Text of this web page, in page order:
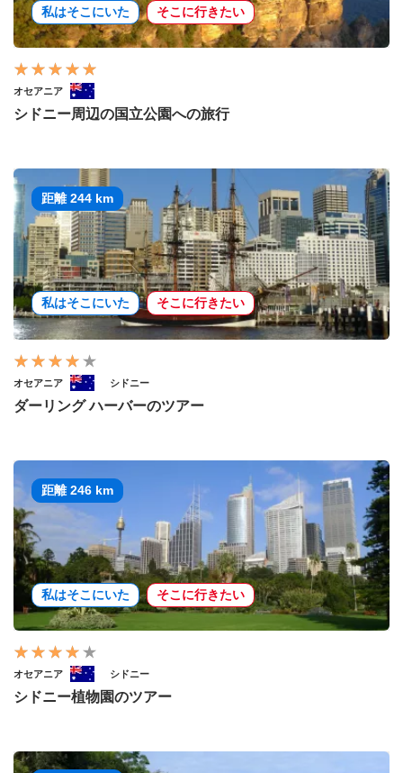
私はそこにいた そこに行きたい
オセアニア
シドニー周辺の国立公園への旅行
距離 244 km
私はそこにいた そこに行きたい
オセアニア シドニー
ダーリング ハーバーのツアー
距離 246 km
私はそこにいた そこに行きたい
オセアニア シドニー
シドニー植物園のツアー